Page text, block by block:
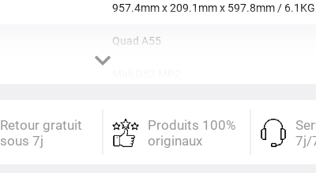
957.4mm x 209.1mm x 597.8mm / 6.1KG
Quad A55
8Go
Retour gratuit
sous 7j
Produits 100%
originaux
7j/